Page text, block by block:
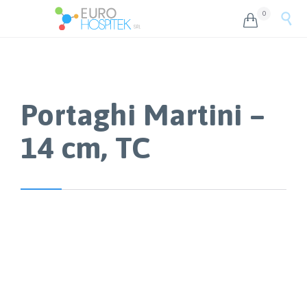
 0 
Portaghi Martini –
14 cm, TC